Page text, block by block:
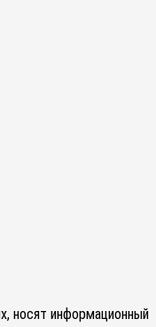
носят информационный